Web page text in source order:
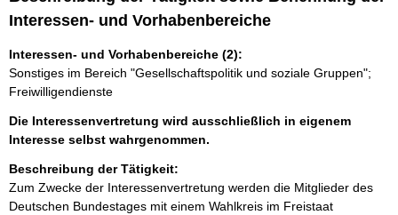
Interessen- und Vorhabenbereiche
Interessen- und Vorhabenbereiche (2):
Sonstiges im Bereich "Gesellschaftspolitik und soziale Gruppen";
Freiwilligendienste
Die Interessenvertretung wird ausschließlich in eigenem
Interesse selbst wahrgenommen.
Beschreibung der Tätigkeit:
Zum Zwecke der Interessenvertretung werden die Mitglieder des
Deutschen Bundestages mit einem Wahlkreis im Freistaat